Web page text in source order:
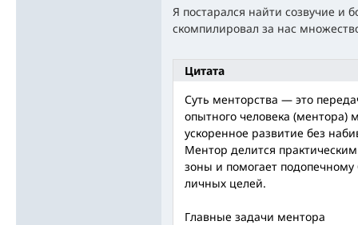
Я постарался найти созвучие и
скомпилировал за нас
Цитата
Суть менторства — это
опытного человека (ментора)
ускоренное развитие без
Ментор делится
зоны и помогает
личных целей.
Главные задачи ментора